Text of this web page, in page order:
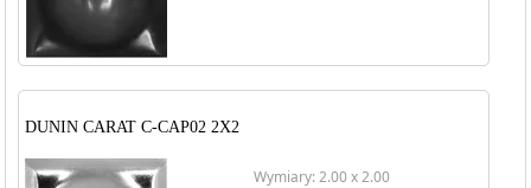
DUNIN CARAT C-CAP02 2X2
Wymiary: 2.00 x 2.00